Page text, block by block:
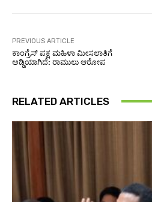
PREVIOUS ARTICLE
ಕಾಂಗ್ರೆಸ್ ಪಕ್ಷ ಮಹಿಳಾ ಮೀಸಲಾತಿಗೆ
ಅಡ್ಡಿಯಾಗಿದೆ: ರಾಮುಲು ಆರೋಪ
RELATED ARTICLES